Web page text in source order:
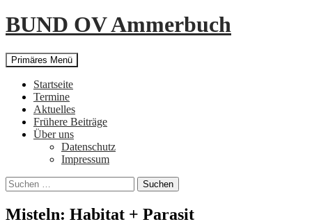
BUND OV Ammerbuch
Suchen
Primäres Menü
Startseite
Termine
Aktuelles
Frühere Beiträge
Über uns
Datenschutz
Impressum
Suchen
nach:
Misteln: Habitat + Parasit